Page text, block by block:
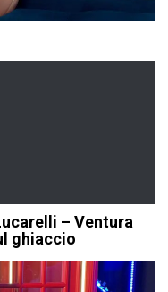
– Ventura
ghiaccio